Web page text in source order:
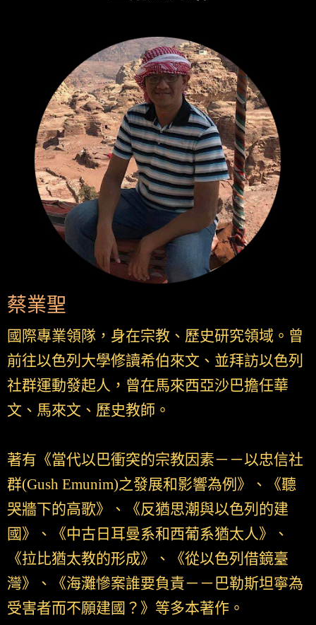
蔡業聖
國際專業領隊，身在宗教、歷史研究領域。曾
前往以色列大學修讀希伯來文、並拜訪以色列
社群運動發起人，曾在馬來西亞沙巴擔任華
文、馬來文、歷史教師。
著有《當代以巴衝突的宗教因素－－以忠信社
群(Gush Emunim)之發展和影響為例》、《聽
哭牆下的高歌》、《反猶思潮與以色列的建
國》、《中古日耳曼系和西葡系猶太人》、
《拉比猶太教的形成》、《從以色列借鏡臺
灣》、《海灘慘案誰要負責－－巴勒斯坦寧為
受害者而不願建國？》等多本著作。